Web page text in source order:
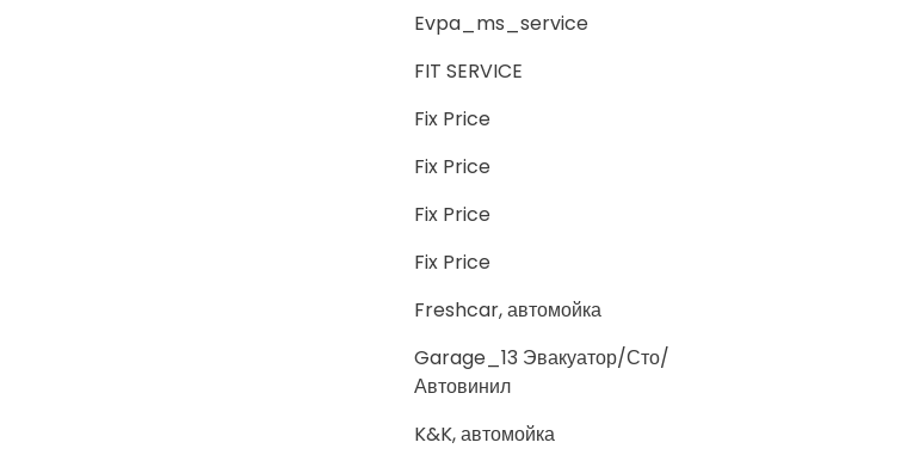
Evpa_ms_service
FIT SERVICE
Fix Price
Fix Price
Fix Price
Fix Price
Freshcar, автомойка
Garage_13 Эвакуатор/Сто/
Автовинил
K&K, автомойка